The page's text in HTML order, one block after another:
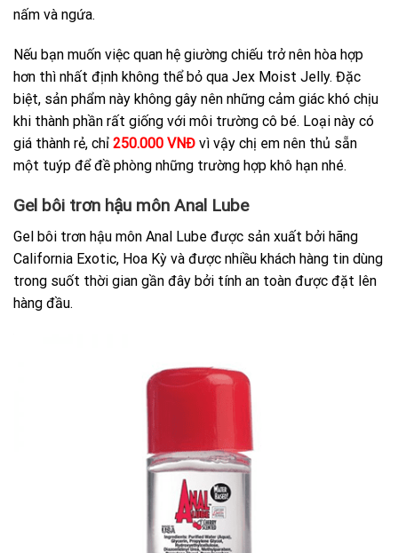
nấm và ngứa.
Nếu bạn muốn việc quan hệ giường chiếu trở nên hòa hợp
hơn thì nhất định không thể bỏ qua Jex Moist Jelly. Đặc
biệt, sản phẩm này không gây nên những cảm giác khó chịu
khi thành phần rất giống với môi trường cô bé. Loại này có
giá thành rẻ, chỉ 250.000 VNĐ vì vậy chị em nên thủ sẵn
một tuýp để đề phòng những trường hợp khô hạn nhé.
Gel bôi trơn hậu môn Anal Lube
Gel bôi trơn hậu môn Anal Lube được sản xuất bởi hãng
California Exotic, Hoa Kỳ và được nhiều khách hàng tin dùng
trong suốt thời gian gần đây bởi tính an toàn được đặt lên
hàng đầu.